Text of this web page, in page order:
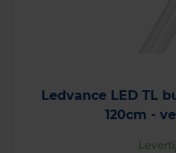
Ledvance LED TL
120cm -